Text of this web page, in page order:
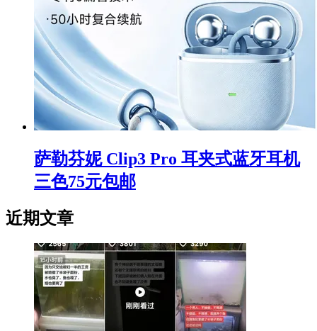
萨勒芬妮 Clip3 Pro 耳夹式蓝牙耳机
三色75元包邮
近期文章